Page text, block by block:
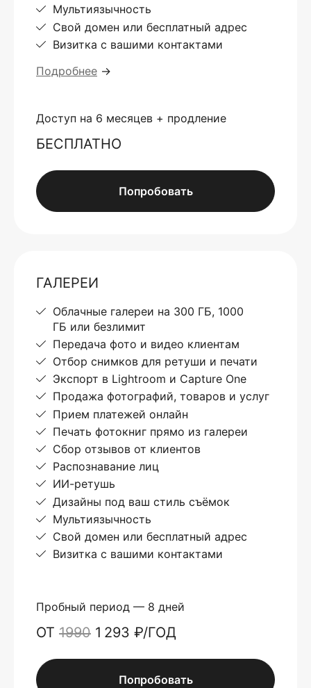
Мультиязычность
Свой домен или бесплатный адрес
Визитка с вашими контактами
Подробнее →
Доступ на 6 месяцев + продление
БЕСПЛАТНО
Попробовать
ГАЛЕРЕИ
Облачные галереи на 300 ГБ, 1000
ГБ или безлимит
Передача фото и видео клиентам
Отбор снимков для ретуши и печати
Экспорт в Lightroom и Capture One
Продажа фотографий, товаров и услуг
Прием платежей онлайн
Печать фотокниг прямо из галереи
Сбор отзывов от клиентов
Распознавание лиц
ИИ-ретушь
Дизайны под ваш стиль съёмок
Мультиязычность
Свой домен или бесплатный адрес
Визитка с вашими контактами
Пробный период — 8 дней
ОТ 1990 1 293 ₽/ГОД
Попробовать